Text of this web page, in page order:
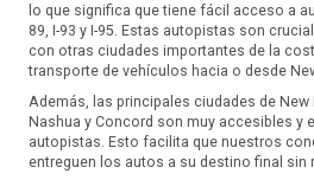
lo que significa que tiene fácil acceso a
89, I-93 y I-95. Estas autopistas son
con otras ciudades importantes de la
transporte de vehículos hacia o desde
Además, las principales ciudades de
Nashua y Concord son muy accesibles y
autopistas. Esto facilita que nuestros
entreguen los autos a su destino final sin